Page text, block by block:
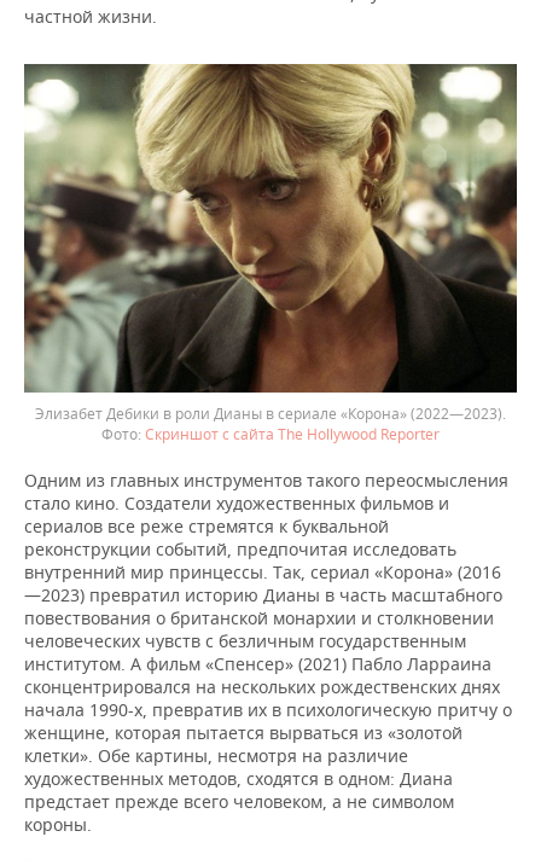
частной жизни.
Элизабет Дебики в роли Дианы в сериале «Корона» (2022—2023).
Скриншот с сайта The Hollywood Reporter
Одним из главных инструментов такого переосмысления
стало кино. Создатели художественных фильмов и
сериалов все реже стремятся к буквальной
реконструкции событий, предпочитая исследовать
внутренний мир принцессы. Так, сериал «Корона» (2016
—2023) превратил историю Дианы в часть масштабного
повествования о британской монархии и столкновении
человеческих чувств с безличным государственным
институтом. А фильм «Спенсер» (2021) Пабло Ларраина
сконцентрировался на нескольких рождественских днях
начала 1990-х, превратив их в психологическую притчу о
женщине, которая пытается вырваться из «золотой
клетки». Обе картины, несмотря на различие
художественных методов, сходятся в одном: Диана
предстает прежде всего человеком, а не символом
короны.